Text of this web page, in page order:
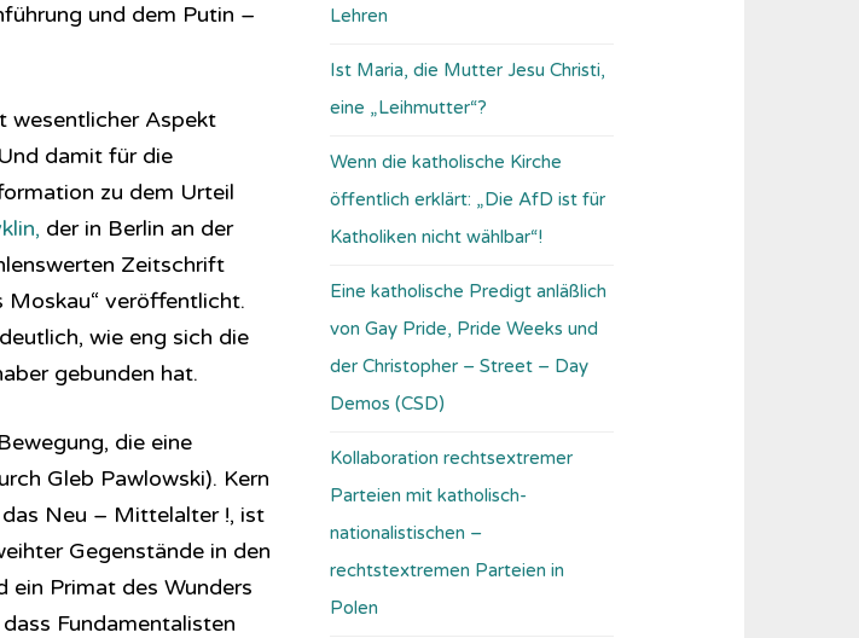
und dem Putin –
wesentlicher Aspekt
damit für die
zu dem Urteil
der in Berlin an der
Zeitschrift
Moskau“ veröffentlicht.
wie eng sich die
gebunden hat.
die eine
Gleb Pawlowski). Kern
Neu – Mittelalter !, ist
Gegenstände in den
ein Primat des Wunders
Fundamentalisten
Lehren
Ist Maria, die Mutter Jesu Christi,
eine „Leihmutter“?
Wenn die katholische Kirche
öffentlich erklärt: „Die AfD ist für
Katholiken nicht wählbar“!
Eine katholische Predigt anläßlich
von Gay Pride, Pride Weeks und
der Christopher – Street – Day
Demos (CSD)
Kollaboration rechtsextremer
Parteien mit katholisch-
nationalistischen –
rechtstextremen Parteien in
Polen